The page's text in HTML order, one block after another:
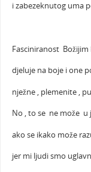
i zabezeknutog uma
Fasciniranost
djeluje na boje i one
nježne , plemenite ,
No , to se ne može u
ako se ikako može
jer mi ljudi smo